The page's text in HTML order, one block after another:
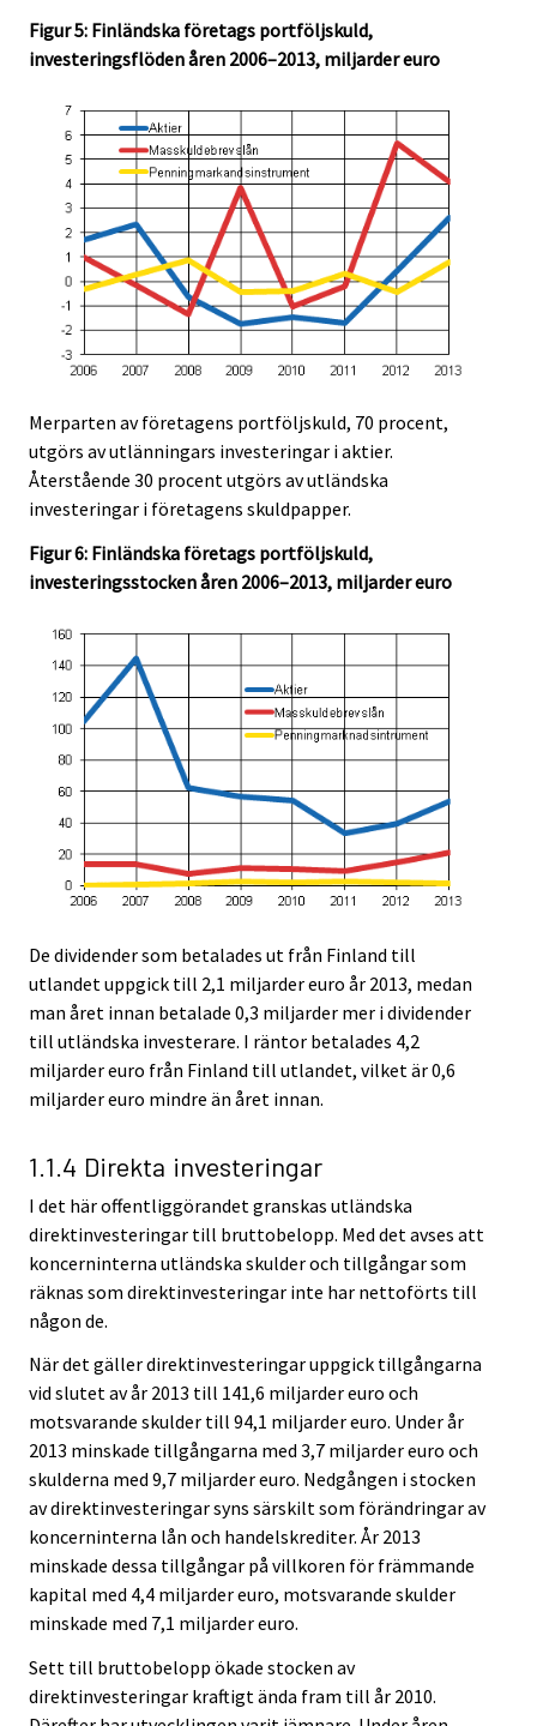
Figur 5: Finländska företags portföljskuld,
investeringsflöden åren 2006–2013, miljarder euro
Merparten av företagens portföljskuld, 70 procent,
utgörs av utlänningars investeringar i aktier.
Återstående 30 procent utgörs av utländska
investeringar i företagens skuldpapper.
Figur 6: Finländska företags portföljskuld,
investeringsstocken åren 2006–2013, miljarder euro
De dividender som betalades ut från Finland till
utlandet uppgick till 2,1 miljarder euro år 2013, medan
man året innan betalade 0,3 miljarder mer i dividender
till utländska investerare. I räntor betalades 4,2
miljarder euro från Finland till utlandet, vilket är 0,6
miljarder euro mindre än året innan.
1.1.4 Direkta investeringar
I det här offentliggörandet granskas utländska
direktinvesteringar till bruttobelopp. Med det avses att
koncerninterna utländska skulder och tillgångar som
räknas som direktinvesteringar inte har nettoförts till
någon de.
När det gäller direktinvesteringar uppgick tillgångarna
vid slutet av år 2013 till 141,6 miljarder euro och
motsvarande skulder till 94,1 miljarder euro. Under år
2013 minskade tillgångarna med 3,7 miljarder euro och
skulderna med 9,7 miljarder euro. Nedgången i stocken
av direktinvesteringar syns särskilt som förändringar av
koncerninterna lån och handelskrediter. År 2013
minskade dessa tillgångar på villkoren för främmande
kapital med 4,4 miljarder euro, motsvarande skulder
minskade med 7,1 miljarder euro.
Sett till bruttobelopp ökade stocken av
direktinvesteringar kraftigt ända fram till år 2010.